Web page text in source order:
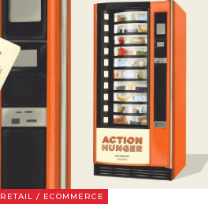
RETAIL / ECOMMERCE